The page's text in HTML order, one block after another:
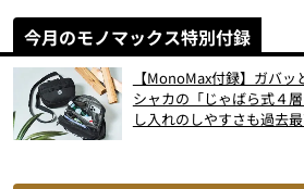
今月のモノマックス特別付録
【MonoMax付録】ガバ
シャカの「じゃばら式４
し入れのしやすさも過去